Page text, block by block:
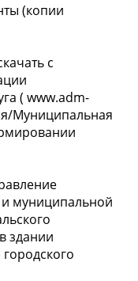
(копии
с
( www.adm-
Муниципальная
муниципальной
здании